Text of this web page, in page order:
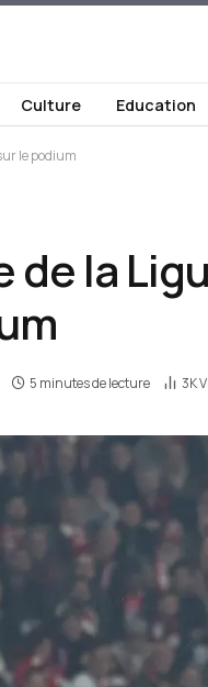
Culture Education
le podium
la
5 minutes de lecture 3K